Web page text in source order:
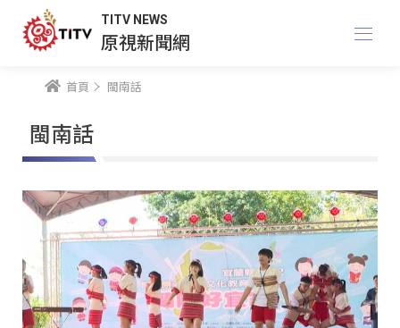
TITV NEWS
原視新聞網
首頁 閩南話
閩南話